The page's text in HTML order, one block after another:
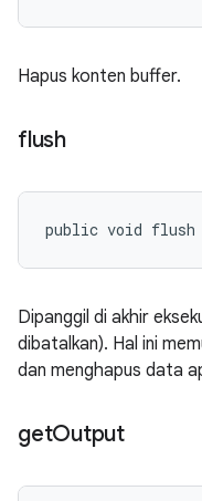
Hapus konten buffer.
flush
public void
Dipanggil di akhir
dibatalkan). Hal ini
dan menghapus data
getOutput